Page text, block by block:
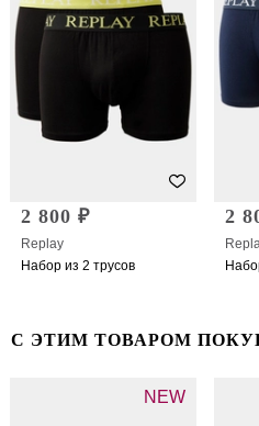
2 800 ₽
Replay
Набор из 2 трусов
2
С ЭТИМ ТОВАРОМ
NEW